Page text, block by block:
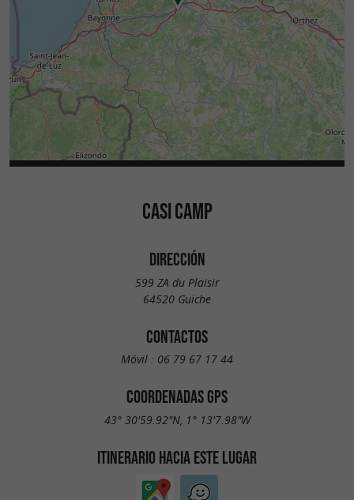
CASI CAMP
DIRECCIÓN
599 ZA du Plaisir
64520 Guiche
CONTACTOS
Móvil : 06 79 67 17 44
COORDENADAS GPS
43° 30'59.92"N, 1° 13'7.98"W
ITINERARIO HACIA ESTE LUGAR